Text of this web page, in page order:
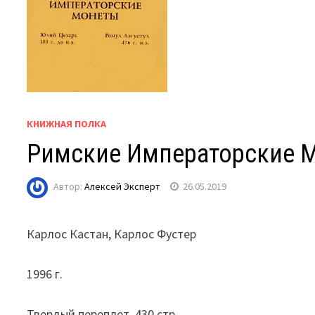
КНИЖНАЯ ПОЛКА
Римские Императорские
Автор:Алексей Эксперт 26.05.2019
Карлос Кастан, Карлос Фустер
1996 г.